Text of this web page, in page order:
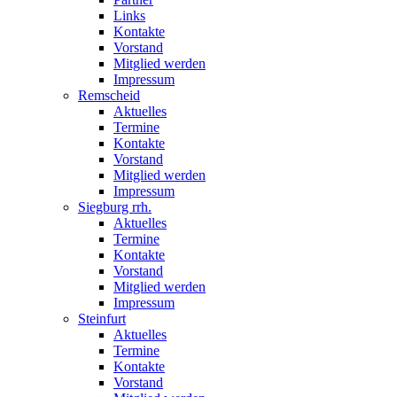
Links
Kontakte
Vorstand
Mitglied werden
Impressum
Remscheid
Aktuelles
Termine
Kontakte
Vorstand
Mitglied werden
Impressum
Siegburg rrh.
Aktuelles
Termine
Kontakte
Vorstand
Mitglied werden
Impressum
Steinfurt
Aktuelles
Termine
Kontakte
Vorstand